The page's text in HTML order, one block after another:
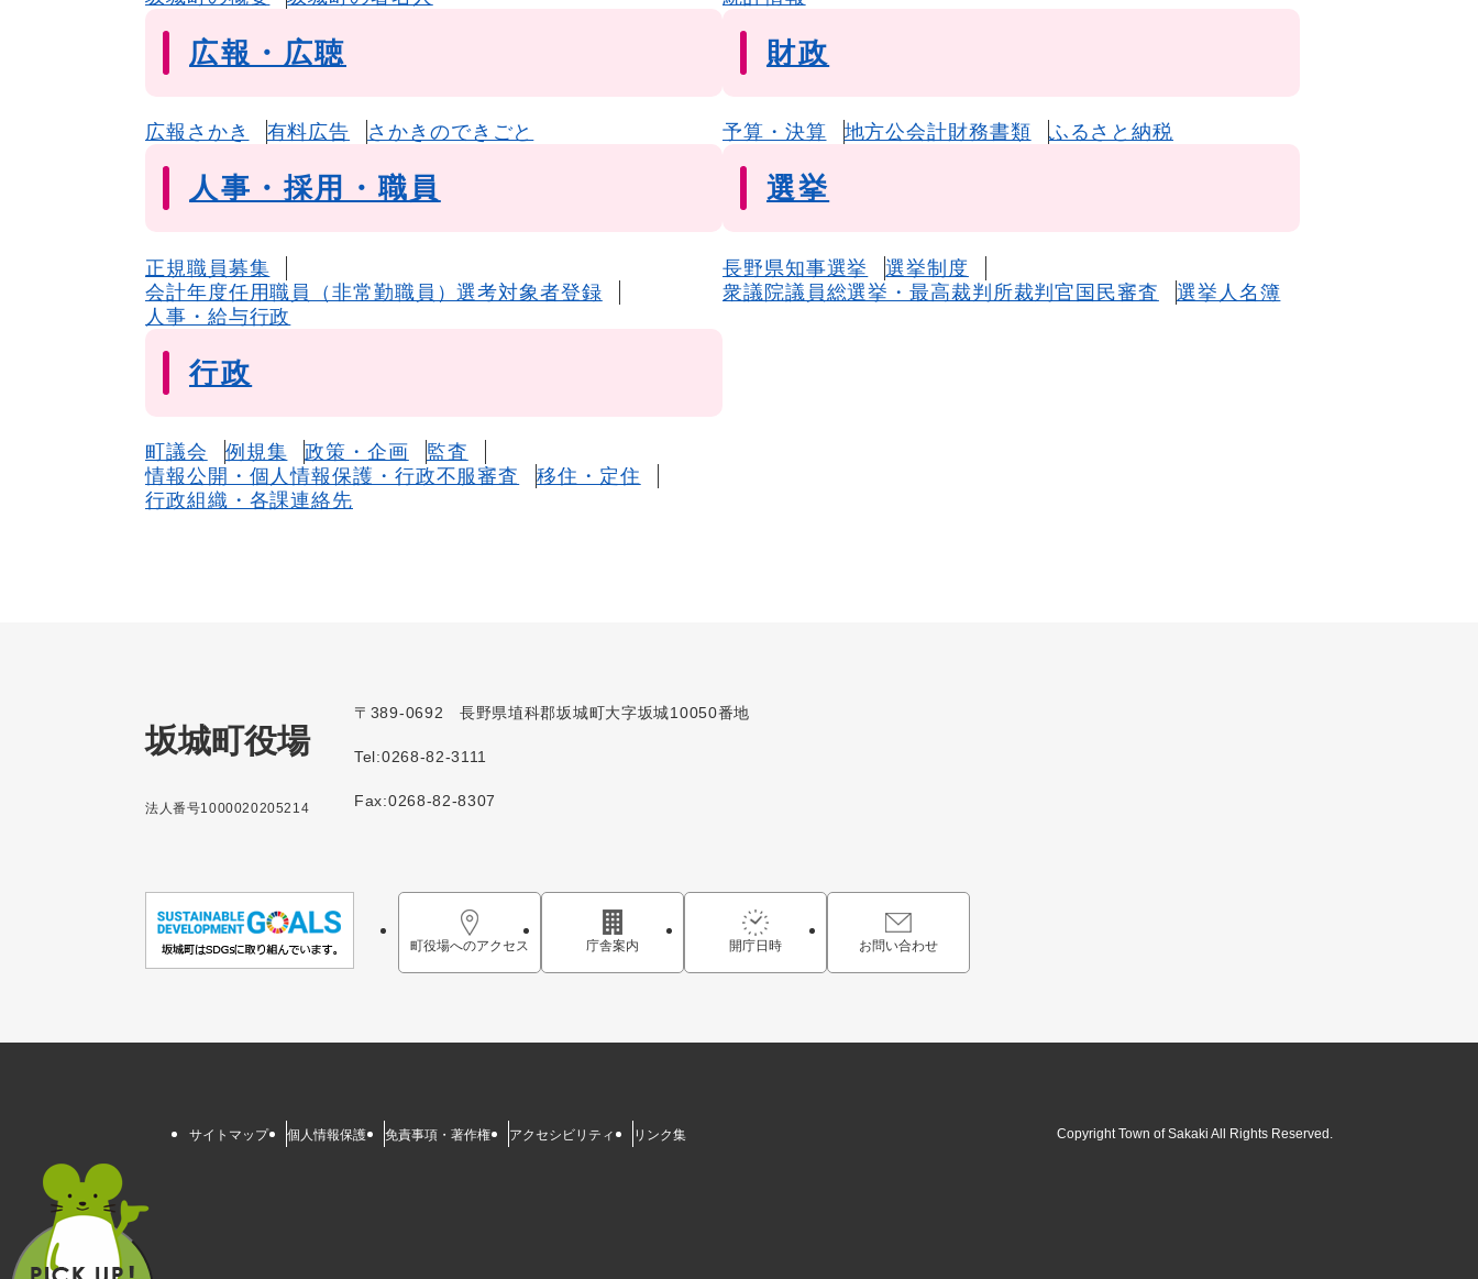
広報・広聴
広報さかき 有料広告 さかきのできごと
財政
予算・決算 地方公会計財務書類 ふるさと納税
人事・採用・職員
正規職員募集
会計年度任用職員（非常勤職員）選考対象者登録
人事・給与行政
選挙
長野県知事選挙
選挙制度
衆議院議員総選挙・最高裁判所裁判官国民審査
選挙人名簿
行政
町議会 例規集 政策・企画
監査
情報公開・個人情報保護・行政不服審査
移住・定住
行政組織・各課連絡先
坂城町役場
法人番号1000020205214
〒389-0692 長野県埴科郡坂城町大字坂城10050番地
Tel:0268-82-3111
Fax:0268-82-8307
町役場へのアクセス 庁舎案内 開庁日時 お問い合わせ
サイトマップ 個人情報保護 免責事項・著作権 アクセシビリティ リンク集 Copyright Town of Sakaki All Rights Reserved.